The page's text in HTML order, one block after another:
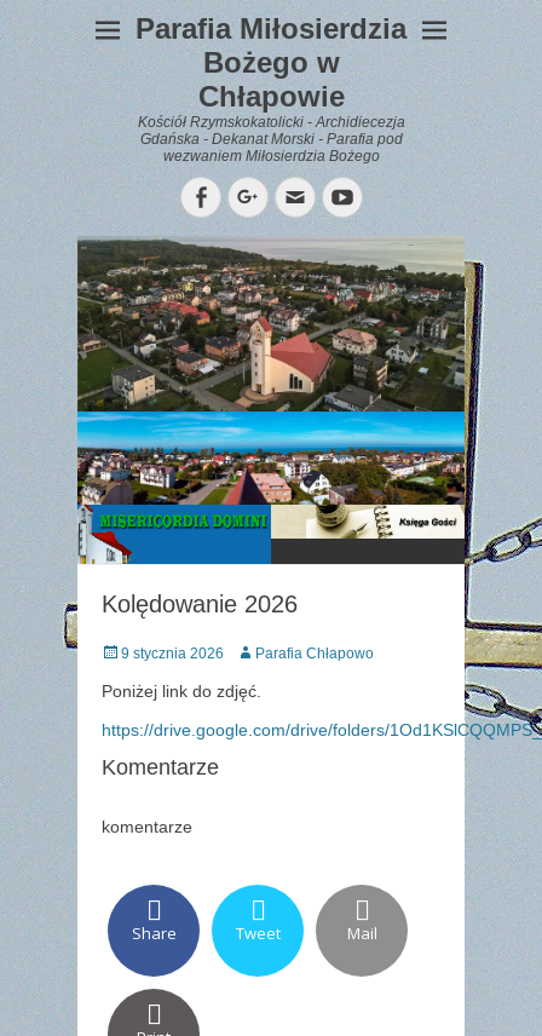
Parafia Miłosierdzia
Bożego w
Chłapowie
Kościół Rzymskokatolicki - Archidiecezja
Gdańska - Dekanat Morski - Parafia pod
wezwaniem Miłosierdzia Bożego
FacebookGoogleplus
EmailYouTube
WYPOCZYNEK
Gazetka
Parafialna
Kolędowanie 2026
Posted
9 stycznia 2026 AuthorParafia Chłapowo
Poniżej link do zdjęć.
https://drive.google.com/drive/folders/
Komentarze
komentarze
Share Tweet Mail